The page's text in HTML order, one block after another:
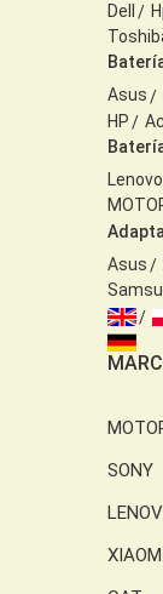
Dell
Asus
HP
Lenovo
Asus
SONY